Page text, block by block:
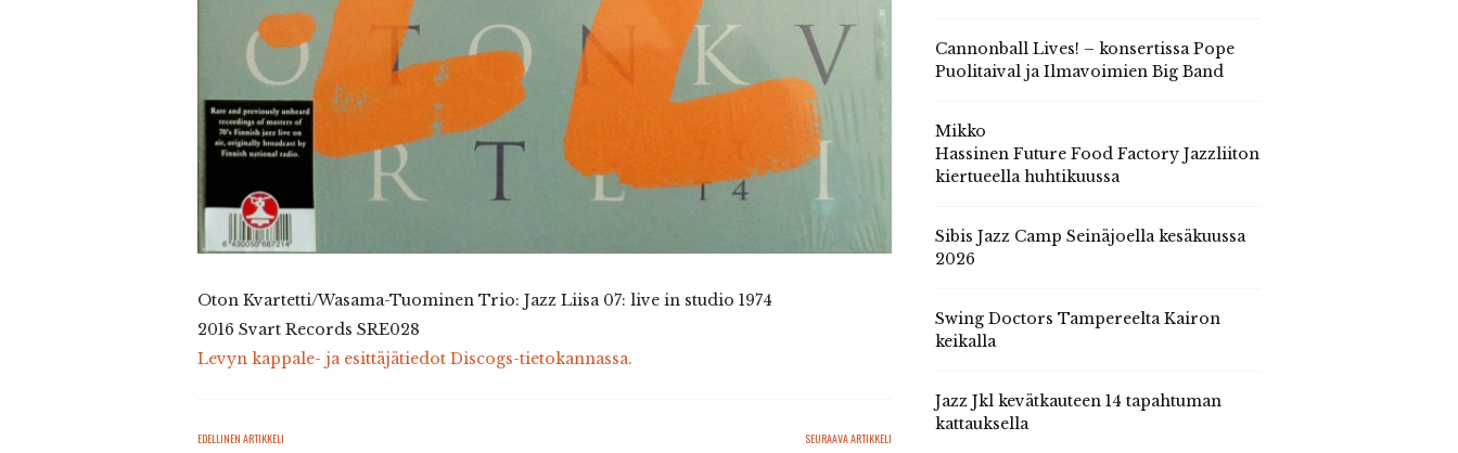
Oton Kvartetti/Wasama-Tuominen Trio: Jazz Liisa 07: live in studio 1974
2016 Svart Records SRE028
Levyn kappale- ja esittäjätiedot Discogs-tietokannassa.
EDELLINEN ARTIKKELI SEURAAVA ARTIKKELI
Cannonball Lives! – konsertissa Pope
Puolitaival ja Ilmavoimien Big Band
Mikko
Hassinen Future Food Factory Jazzliiton
kiertueella huhtikuussa
Sibis Jazz Camp Seinäjoella kesäkuussa
2026
Swing Doctors Tampereelta Kairon
keikalla
Jazz Jkl kevätkauteen 14 tapahtuman
kattauksella